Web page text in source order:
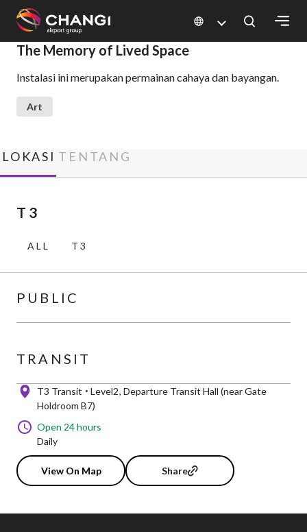
All
Changi
Sites:
Language
Select:
The Memory of Lived Space
Instalasi ini merupakan permainan cahaya dan bayangan.
Art
LOKASI TENTANG
T 3
ALL T3
PUBLIC
TRANSIT
T3 Transit Level2 Departure Transit Hall (near Gate
Holdroom B7)
Open 24 hours
Daily
View On Map Share